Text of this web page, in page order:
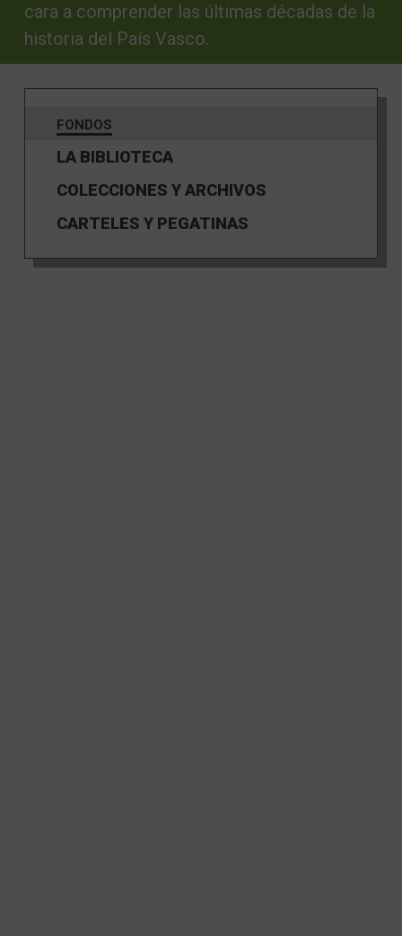
cara a comprender las últimas décadas de la
historia del País Vasco.
FONDOS
LA BIBLIOTECA
COLECCIONES Y ARCHIVOS
CARTELES Y PEGATINAS